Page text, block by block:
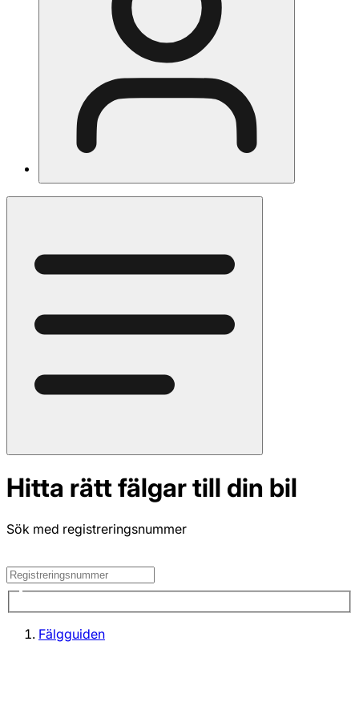
Hitta rätt fälgar till din bil
Sök med registreringsnummer
Fälgguiden